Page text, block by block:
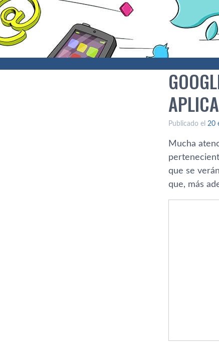
Publicado el 20
Mucha
que se
que, más